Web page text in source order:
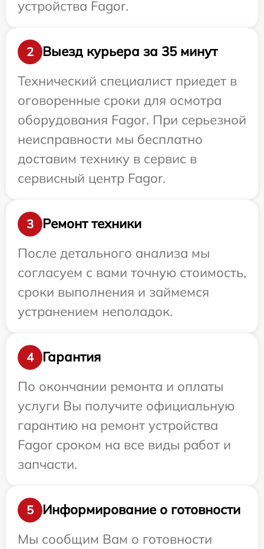
устройства Fagor.
2
Выезд курьера за 35 минут
Технический специалист приедет в
оговоренные сроки для осмотра
оборудования Fagor. При серьезной
неисправности мы бесплатно
доставим технику в сервис в
сервисный центр Fagor.
3
Ремонт техники
После детального анализа мы
согласуем с вами точную стоимость,
сроки выполнения и займемся
устранением неполадок.
4
Гарантия
По окончании ремонта и оплаты
услуги Вы получите официальную
гарантию на ремонт устройства
Fagor сроком на все виды работ и
запчасти.
5
Информирование о готовности
Мы сообщим Вам о готовности